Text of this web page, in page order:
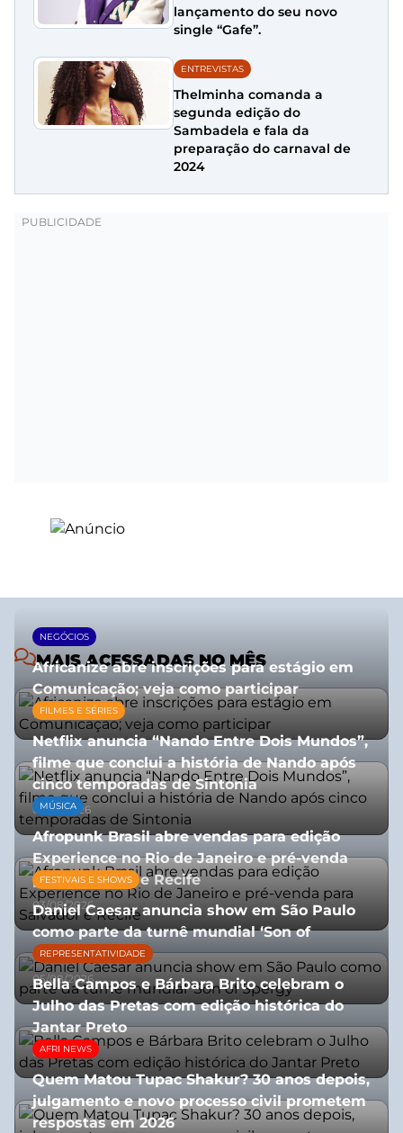
lançamento do seu novo
single “Gafe”.
ENTREVISTAS
Thelminha comanda a
segunda edição do
Sambadela e fala da
preparação do carnaval de
2024
MAIS ACESSADAS NO MÊS
NEGÓCIOS
Africanize abre inscrições para estágio em
Comunicação; veja como participar
13/01/2026
FILMES E SÉRIES
Netflix anuncia “Nando Entre Dois Mundos”,
filme que conclui a história de Nando após
cinco temporadas de Sintonia
07/07/2026
MÚSICA
Afropunk Brasil abre vendas para edição
Experience no Rio de Janeiro e pré-venda
para Salvador e Recife
03/08/2026
FESTIVAIS E SHOWS
Daniel Caesar anuncia show em São Paulo
como parte da turnê mundial ‘Son of
Spergy’
05/08/2026
REPRESENTATIVIDADE
Bella Campos e Bárbara Brito celebram o
Julho das Pretas com edição histórica do
Jantar Preto
07/07/2026
AFRI NEWS
Quem Matou Tupac Shakur? 30 anos depois,
julgamento e novo processo civil prometem
respostas em 2026